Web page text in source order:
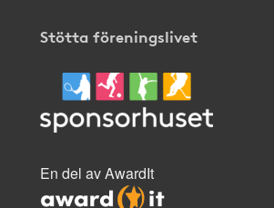
Stötta föreningslivet
En del av AwardIt